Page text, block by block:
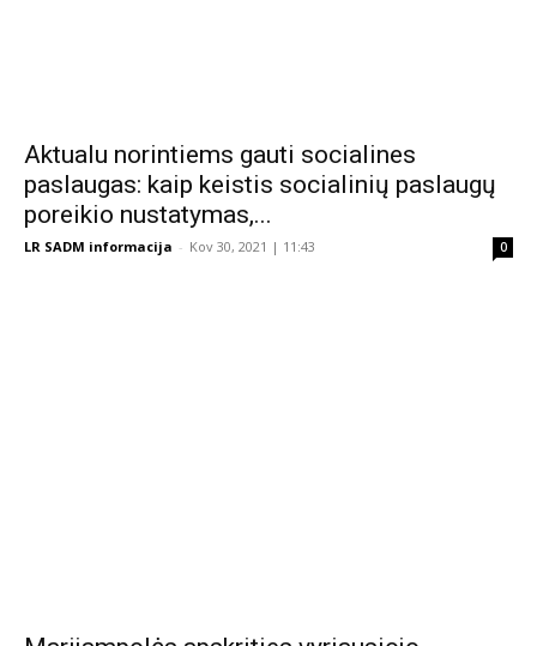
Aktualu norintiems gauti socialines
paslaugas: kaip keistis socialinių paslaugų
poreikio nustatymas,...
LR SADM informacija - Kov 30, 2021 | 11:43 0